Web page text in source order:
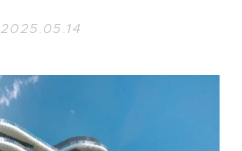
2025.05.14